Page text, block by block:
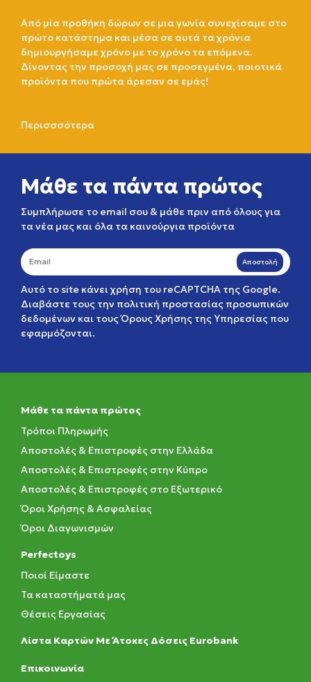
Από μία προθήκη δώρων σε μια γωνία συνεχίσαμε στο
πρώτο κατάστημα και μέσα σε αυτά τα χρόνια
δημιουργήσαμε χρόνο με το χρόνο τα επόμενα.
Δίνοντας την προσοχή μας σε προσεγμένα, ποιοτικά
προϊόντα που πρώτα άρεσαν σε εμάς!
Περισσσότερα
Μάθε τα πάντα πρώτος
Συμπλήρωσε το email σου & μάθε πριν από όλους για
τα νέα μας και όλα τα καινούργια προϊόντα
Αποστολή
Αυτό το site κάνει χρήση του reCAPTCHA της Google.
Διαβάστε τους την πολιτική προστασίας προσωπικών
δεδομένων και τουςΌρους Χρήσης της Υπηρεσίας που
εφαρμόζονται.
Μάθε τα πάντα πρώτος
Τρόποι Πληρωμής
Αποστολές & Επιστροφές στην Ελλάδα
Αποστολές & Επιστροφές στην Κύπρο
Αποστολές & Επιστροφές στο Εξωτερικό
Όροι Χρήσης & Ασφαλείας
Όροι Διαγωνισμών
Perfectoys
Ποιοί Είμαστε
Τα καταστήματά μας
Θέσεις Εργασίας
Λίστα Καρτών Με Άτοκες Δόσεις Eurobank
Eπικοινωνία